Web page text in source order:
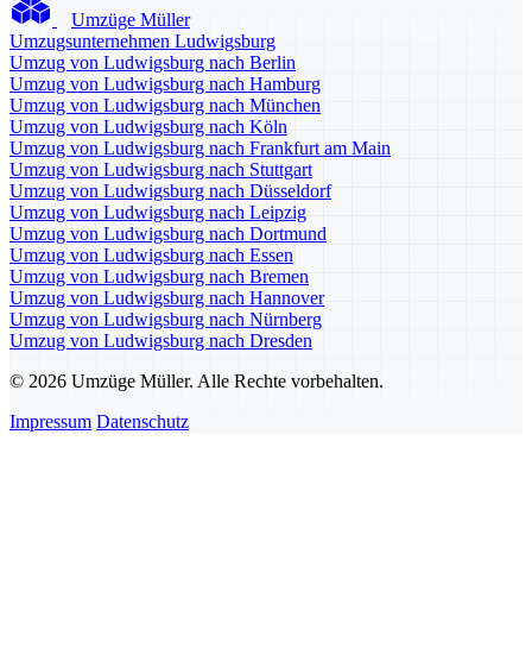
Umzüge Müller
Umzugsunternehmen Ludwigsburg
Umzug von Ludwigsburg nach Berlin
Umzug von Ludwigsburg nach Hamburg
Umzug von Ludwigsburg nach München
Umzug von Ludwigsburg nach Köln
Umzug von Ludwigsburg nach Frankfurt am Main
Umzug von Ludwigsburg nach Stuttgart
Umzug von Ludwigsburg nach Düsseldorf
Umzug von Ludwigsburg nach Leipzig
Umzug von Ludwigsburg nach Dortmund
Umzug von Ludwigsburg nach Essen
Umzug von Ludwigsburg nach Bremen
Umzug von Ludwigsburg nach Hannover
Umzug von Ludwigsburg nach Nürnberg
Umzug von Ludwigsburg nach Dresden
© 2026 Umzüge Müller. Alle Rechte vorbehalten.
Impressum Datenschutz